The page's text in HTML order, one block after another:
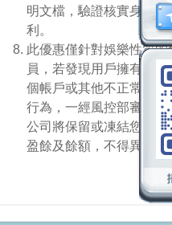
明文檔，驗證核實身份之
利。
此優惠僅針對娛樂性質的
員，若發現用戶擁有超過
個帳戶或其他不正常的投
行為，一經風控部審核，
公司將保留或凍結您的帳
盈餘及餘額，不得異議。